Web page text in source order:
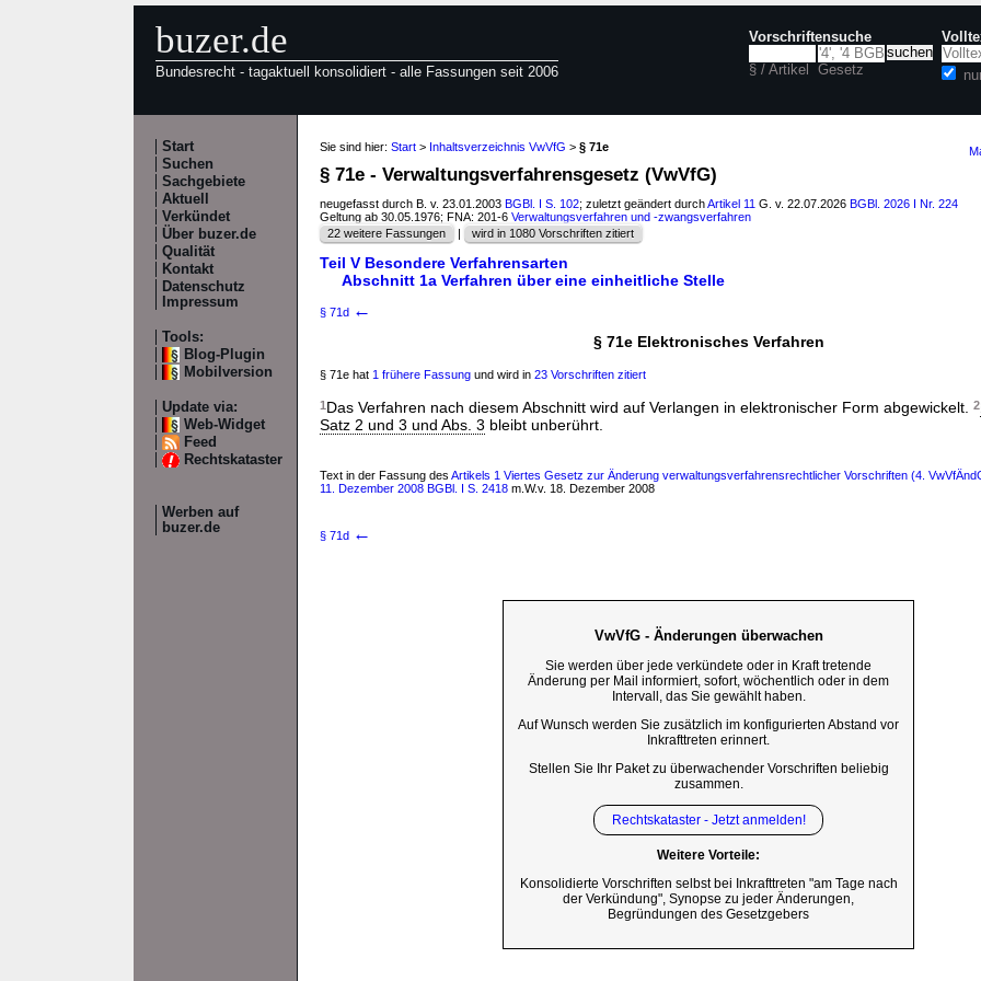
buzer.de
Bundesrecht - tagaktuell konsolidiert - alle Fassungen seit 2006
Vorschriftensuche
§ / Artikel Gesetz
Start
Suchen
Sachgebiete
Aktuell
Verkündet
Über buzer.de
Qualität
Kontakt
Datenschutz
Impressum
Tools:
Blog-Plugin
Mobilversion
Update via:
Web-Widget
Feed
Rechtskataster
Werben auf
buzer.de
Sie sind hier: Start > Inhaltsverzeichnis VwVfG > § 71e
§ 71e - Verwaltungsverfahrensgesetz (VwVfG)
neugefasst durch B. v. 23.01.2003 BGBl. I S. 102; zuletzt geändert durchArtikel 11 G. v. 22.07.2026 BGBl. 2026 I Nr. 224
Geltung ab 30.05.1976; FNA: 201-6 Verwaltungsverfahren und -zwangsverfahren
22 weitere Fassungen
| wird in 1080 Vorschriften zitiert
Teil V Besondere Verfahrensarten
Abschnitt 1a Verfahren über eine einheitliche Stelle
§ 71d ←
§ 71e Elektronisches Verfahren
§ 71e hat 1 frühere Fassung und wird in 23 Vorschriften zitiert
1Das Verfahren nach diesem Abschnitt wird auf Verlangen in elektronischer Form abgewickelt. 2
Satz 2 und 3 und Abs. 3 bleibt unberührt.
Text in der Fassung des Artikels 1 Viertes Gesetz zur Änderung verwaltungsverfahrensrechtlicher Vorschriften (4.
11. Dezember 2008 BGBl. I S. 2418 m.W.v. 18. Dezember 2008
§ 71d ←
VwVfG - Änderungen überwachen
Sie werden über jede verkündete oder in Kraft tretende
Änderung per Mail informiert, sofort, wöchentlich oder in dem
Intervall, das Sie gewählt haben.
Auf Wunsch werden Sie zusätzlich im konfigurierten Abstand vor
Inkrafttreten erinnert.
Stellen Sie Ihr Paket zu überwachender Vorschriften beliebig
zusammen.
Rechtskataster - Jetzt anmelden!
Weitere Vorteile:
Konsolidierte Vorschriften selbst bei Inkrafttreten "am Tage nach
der Verkündung", Synopse zu jeder Änderungen,
Begründungen des Gesetzgebers